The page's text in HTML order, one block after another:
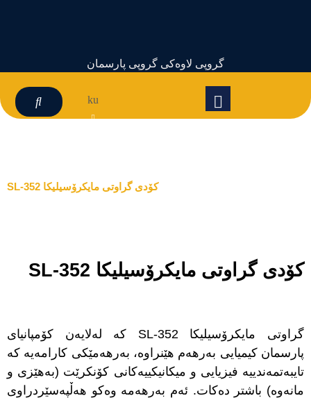
گروپی لاوەکی گروپی پارسمان
ku
کۆدی گراوتی مایکرۆسیلیکا SL-352
کۆدی گراوتی مایکرۆسیلیکا SL-352
گراوتی مایکرۆسیلیکا SL-352 کە لەلایەن کۆمپانیای
پارسمان کیمیایی بەرهەم هێنراوە، بەرهەمێکی کارامەیە کە
تایبەتمەندییە فیزیایی و میکانیکییەکانی کۆنکرێت (بەهێزی و
مانەوە) باشتر دەکات. ئەم بەرهەمە وەکو هەڵپەسێردراوی